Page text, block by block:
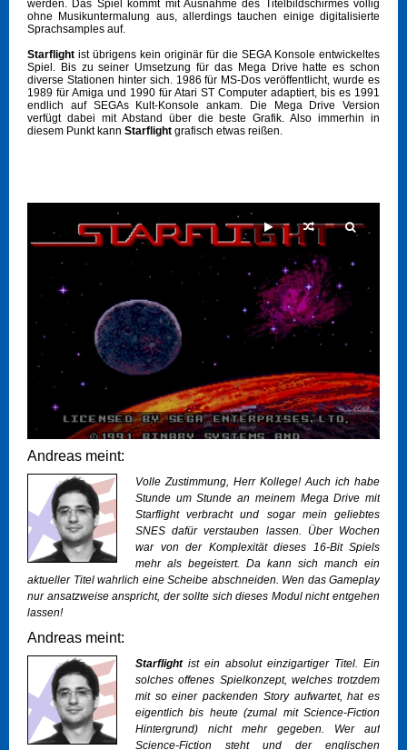
werden. Das Spiel kommt mit Ausnahme des Titelbildschirmes völlig
ohne Musikuntermalung aus, allerdings tauchen einige digitalisierte
Sprachsamples auf.
Starflight ist übrigens kein originär für die SEGA Konsole entwickeltes
Spiel. Bis zu seiner Umsetzung für das Mega Drive hatte es schon
diverse Stationen hinter sich. 1986 für MS-Dos veröffentlicht, wurde es
1989 für Amiga und 1990 für Atari ST Computer adaptiert, bis es 1991
endlich auf SEGAs Kult-Konsole ankam. Die Mega Drive Version
verfügt dabei mit Abstand über die beste Grafik. Also immerhin in
diesem Punkt kann Starflight grafisch etwas reißen.
Andreas meint:
Volle Zustimmung, Herr Kollege! Auch ich habe
Stunde um Stunde an meinem Mega Drive mit
Starflight verbracht und sogar mein geliebtes
SNES dafür verstauben lassen. Über Wochen
war von der Komplexität dieses 16-Bit Spiels
mehr als begeistert. Da kann sich manch ein
aktueller Titel wahrlich eine Scheibe abschneiden. Wen das Gameplay
nur ansatzweise anspricht, der sollte sich dieses Modul nicht entgehen
lassen!
Andreas meint:
Starflightist ein absolut einzigartiger Titel. Ein
solches offenes Spielkonzept, welches trotzdem
mit so einer packenden Story aufwartet, hat es
eigentlich bis heute (zumal mit Science-Fiction
Hintergrund) nicht mehr gegeben. Wer auf
Science-Fiction steht und der englischen